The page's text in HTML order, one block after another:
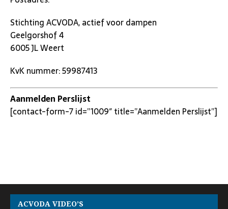
Stichting ACVODA, actief voor dampen
Geelgorshof 4
6005 JL Weert
KvK nummer: 59987413
Aanmelden Perslijst
[contact-form-7 id=”1009″ title=”Aanmelden Perslijst”]
ACVODA VIDEO’S